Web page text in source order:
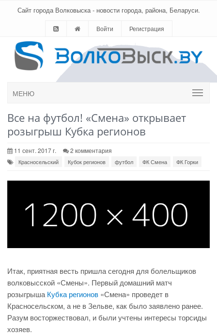
Сайт города Волковыска - новости города, района, Беларуси.
Войти Регистрация
МЕНЮ
Все на футбол! «Смена» открывает
розыгрыш Кубка регионов
11 сент. 2017 г. 2 комментария
Красносельский Кубок регионов футбол ФК Смена ФК Горки
Итак, приятная весть пришла сегодня для болельщиков
волковысской «Смены». Первый домашний матч
розыгрышаКубка регионов «Смена» проведет в
Красносельском, а не в Зельве, как было заявлено ранее.
Разум восторжествовал, и были учтены интересы торсиды
хозяев.